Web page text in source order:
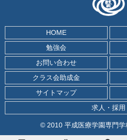
HOME
勉強会
お問い合わせ
クラス会助成金
サイトマップ
求人・採用
© 2010 平成医療学園専門